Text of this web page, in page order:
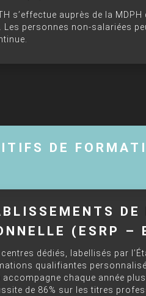
s’effectue auprès de la
personnes non-salariées
DE
DE
(ESRP –
dédiés, labellisés par
qualifiantes
chaque année
de 86% sur les titres